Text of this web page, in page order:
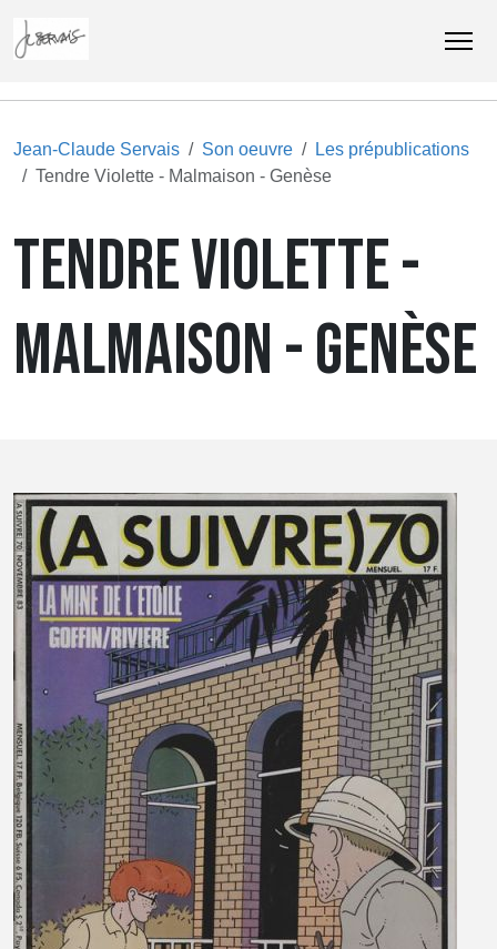
Jean-Claude Servais Son oeuvre
Les prépublications
Tendre Violette - Malmaison - Genèse
TENDRE VIOLETTE -
MALMAISON - GENÈSE